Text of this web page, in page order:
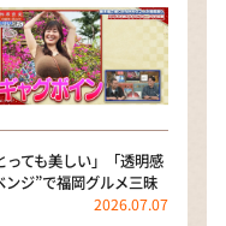
っても美しい」「透明感
ジ”で福岡グルメ三昧
2026.07.07